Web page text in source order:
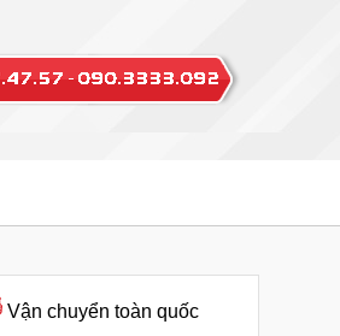
Vận chuyển toàn quốc